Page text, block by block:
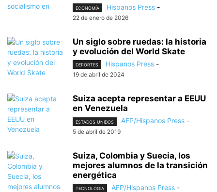
ECONOMÍA Hispanos Press -
22 de enero de 2026
Un siglo sobre ruedas: la historia
y evolución del World Skate
DEPORTES Hispanos Press -
19 de abril de 2024
Suiza acepta representar a EEUU
en Venezuela
ESTADOS UNIDOS AFP/Hispanos Press -
5 de abril de 2019
Suiza, Colombia y Suecia, los
mejores alumnos de la transición
energética
TECNOLOGÍA AFP/Hispanos Press -